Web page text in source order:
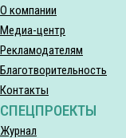
О компании
Медиа-центр
Рекламодателям
Благотворительность
Контакты
СПЕЦПРОЕКТЫ
Журнал